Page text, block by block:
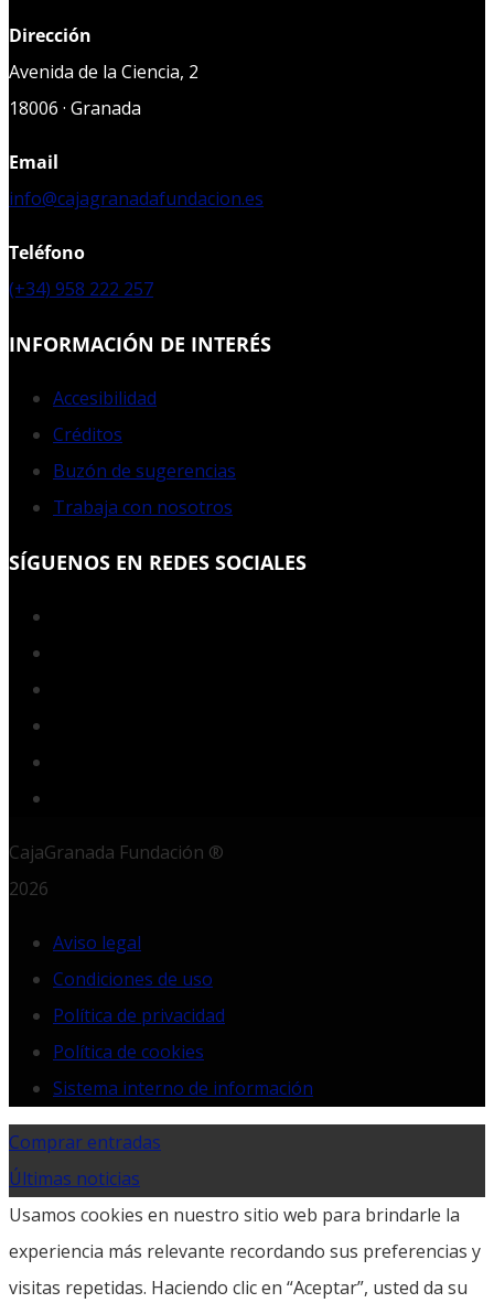
Dirección
Avenida de la Ciencia, 2
18006 · Granada
Email
info@cajagranadafundacion.es
Teléfono
(+34) 958 222 257
INFORMACIÓN DE INTERÉS
Accesibilidad
Créditos
Buzón de sugerencias
Trabaja con nosotros
SÍGUENOS EN REDES SOCIALES
CajaGranada Fundación ®
2026
Aviso legal
Condiciones de uso
Política de privacidad
Política de cookies
Sistema interno de información
Comprar entradas
Últimas noticias
Usamos cookies en nuestro sitio web para brindarle la
experiencia más relevante recordando sus preferencias y
visitas repetidas. Haciendo clic en “Aceptar”, usted da su